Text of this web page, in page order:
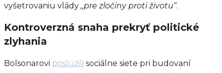
vyšetrovaniu vlády „pre zločiny proti životu“.
Kontroverzná snaha prekryť politické
zlyhania
Bolsonarovi poslúžili sociálne siete pri budovaní